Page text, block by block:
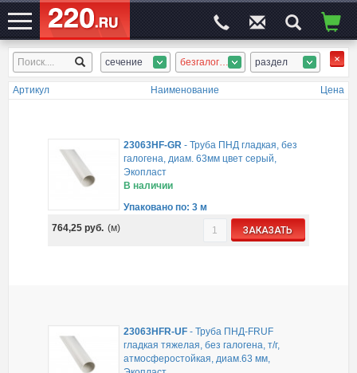
ЭЛЕКТРОСАЙТ№1 сечение безгалоген. гладкая раздел
Артикул Наименование Цена
23063HF-GR -Труба ПНД гладкая, без
галогена, диам. 63мм цвет серый,
Экопласт
В наличии
Упаковано по: 3 м
764,25руб. (м) ЗАКАЗАТЬ
23063HFR-UF -Труба ПНД-FRUF
гладкая тяжелая, без галогена, т/г,
атмосферостойкая, диам.63 мм,